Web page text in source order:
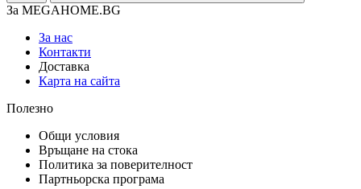
За MEGAHOME.BG
За нас
Контакти
Доставка
Карта на сайта
Полезно
Общи условия
Връщане на стока
Политика за поверителност
Партньорска програма